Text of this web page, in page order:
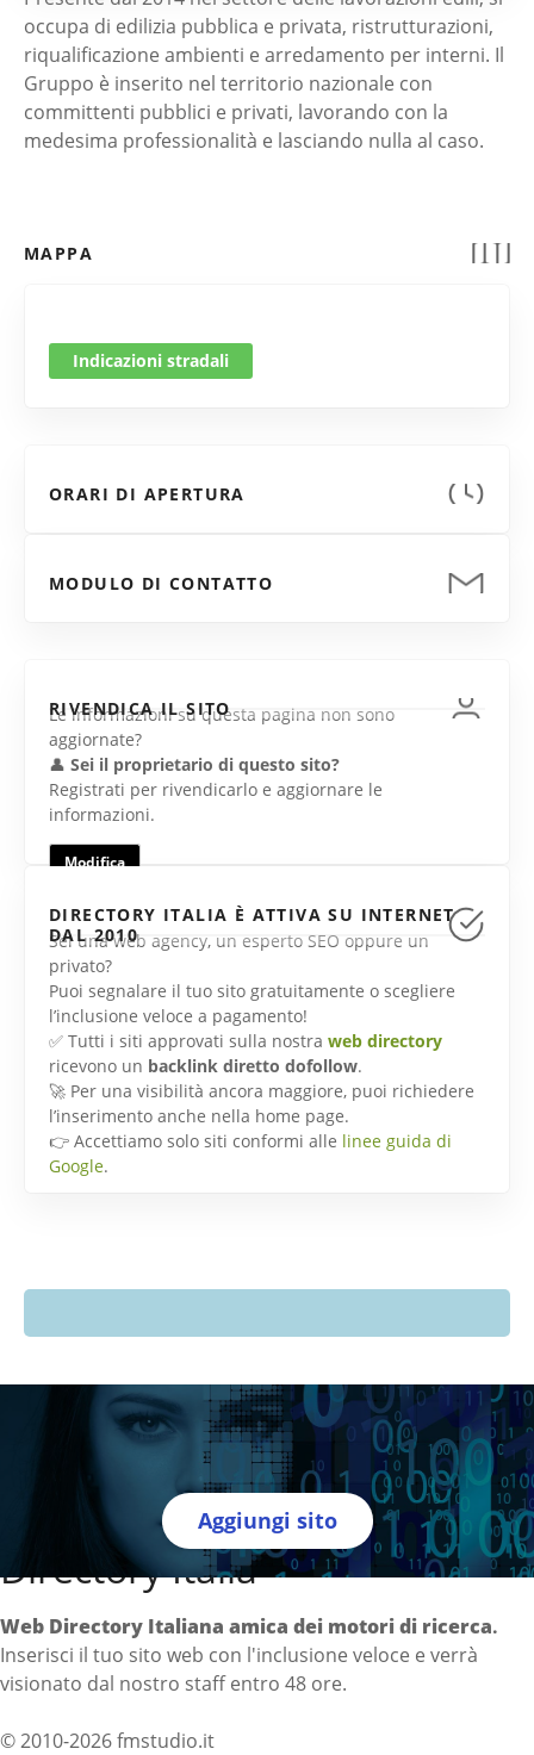
occupa di edilizia pubblica e privata, ristrutturazioni,
riqualificazione ambienti e arredamento per interni. Il
Gruppo è inserito nel territorio nazionale con
committenti pubblici e privati, lavorando con la
medesima professionalità e lasciando nulla al caso.
MAPPA
Indicazioni stradali
ORARI DI APERTURA
MODULO DI CONTATTO
RIVENDICA IL SITO
Le informazioni su questa pagina non sono
aggiornate?
👤 Sei il proprietario di questo sito?
Registrati per rivendicarlo e aggiornare le
informazioni.
Modifica
DIRECTORY ITALIA È ATTIVA SU INTERNET
DAL 2010
Sei una web agency, un esperto SEO oppure un
privato?
Puoi segnalare il tuo sito gratuitamente o scegliere
l’inclusione veloce a pagamento!
✅ Tutti i siti approvati sulla nostra web directory
ricevono un backlink diretto dofollow.
🚀 Per una visibilità ancora maggiore, puoi richiedere
l’inserimento anche nella home page.
👉 Accettiamo solo siti conformi alle linee guida di
Google.
Aggiungi sito
Directory Italia
Web Directory Italiana amica dei motori di ricerca.
Inserisci il tuo sito web con l'inclusione veloce e verrà
visionato dal nostro staff entro 48 ore.
© 2010-2026 fmstudio.it